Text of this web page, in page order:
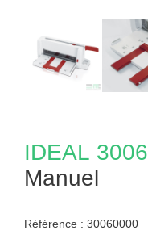
IDEAL 3006
Manuel
Référence : 30060000